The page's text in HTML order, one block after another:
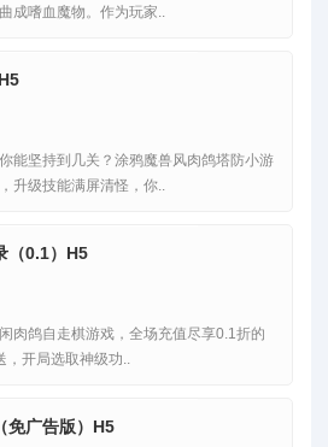
成嗜血魔物。作为玩家..
能坚持到几关？涂鸦魔兽风肉鸽塔防小游
升级技能满屏清怪，你..
（0.1）H5
肉鸽自走棋游戏，全场充值尽享0.1折的
，开局选取神级功..
免广告版）H5